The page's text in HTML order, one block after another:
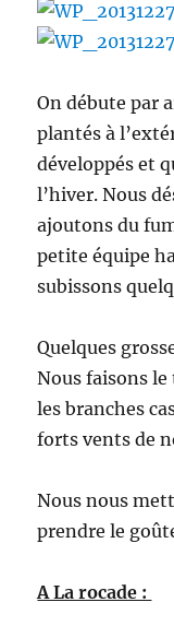
On débute par
plantés à
développés et
l’hiver. Nous
ajoutons du
petite équipe
subissons
Quelques
Nous faisons
les branches
forts vents de
Nous nous
prendre le
A La rocade :